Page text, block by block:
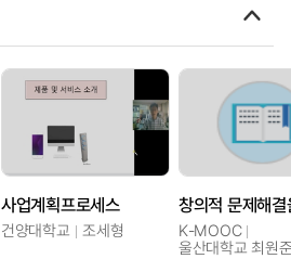
사업계획프로세스
건양대학교 조세형
K-MOOC
울산대학교 최원